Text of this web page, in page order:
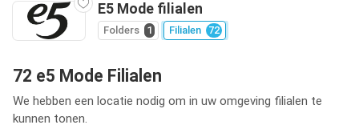
E5 Mode filialen
Folders 1 Filialen 72
72 e5 Mode Filialen
We hebben een locatie nodig om in uw omgeving filialen te
kunnen tonen.